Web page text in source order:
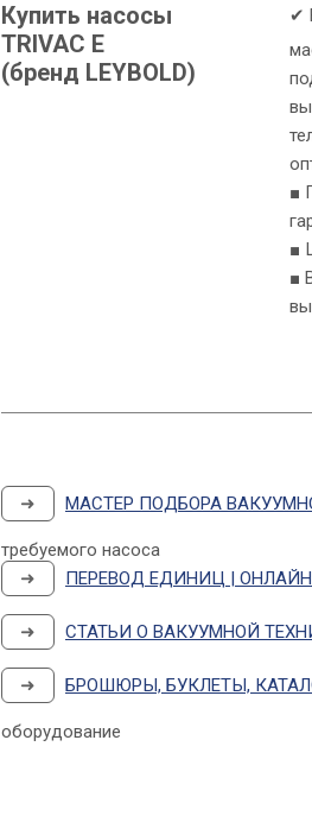
Купить насосы
TRIVAC E
(бренд LEYBOLD)
✔
■
■
■
➜ МАСТЕР ПОДБОРА
требуемого насоса
➜
ПЕРЕВОД ЕДИНИЦ |
➜ СТАТЬИ О ВАКУУМНОЙ
➜ БРОШЮРЫ, БУКЛЕТЫ,
оборудование